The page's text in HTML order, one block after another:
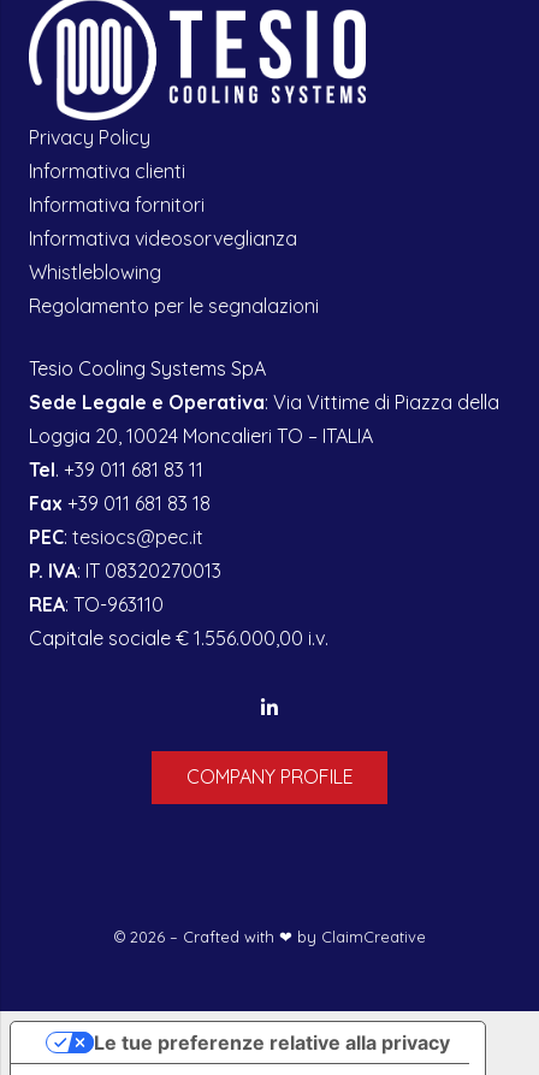
Privacy Policy
Informativa clienti
Informativa fornitori
Informativa videosorveglianza
Whistleblowing
Regolamento per le segnalazioni
Tesio Cooling Systems SpA
Sede Legale e Operativa: Via Vittime di Piazza della
Loggia 20, 10024 Moncalieri TO – ITALIA
Tel. +39 011 681 83 11
Fax +39 011 681 83 18
PEC: tesiocs@pec.it
P. IVA: IT 08320270013
REA: TO-963110
Capitale sociale € 1.556.000,00 i.v.
COMPANY PROFILE
© 2026– Crafted with ❤︎ by ClaimCreative
Le tue preferenze relative alla privacy